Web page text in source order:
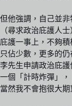
但他強調，自己並非
（尋求政治庇護人
庇護一事上，不夠
只佔少數，更多的
李先生申請政治庇
一個「計時炸彈」
當然我不會抱很大期